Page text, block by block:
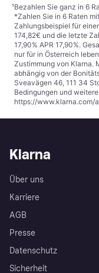
¹Bezahlen Sie ganz in 6
*Zahlen Sie in 6 Raten
Zahlungsbeispiel für
174,82€ und die letzte
17,90% APR 17,90%.
nur für in Österreich
Zustimmung von Klarna.
abhängig von der
Sveavägen 46, 111 34
Bedingungen und
https://www.klarna.com/
Klarna
Über uns
Karriere
AGB
Presse
Datenschutz
Sicherheit